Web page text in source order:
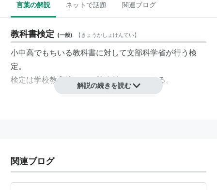
言葉の解説 ネットで話題 関連ブログ
教科書検定 (一般) 【きょうかしょけんてい】
小中高でもちいる教科書に対して文部科学省が行う検
定。
検定は学校教育法により義務付けられている。
解説の続きを読む
関連ブログ